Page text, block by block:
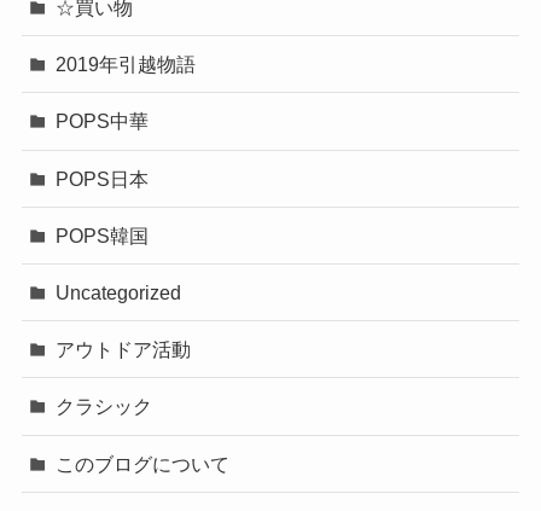
☆買い物
2019年引越物語
POPS中華
POPS日本
POPS韓国
Uncategorized
アウトドア活動
クラシック
このブログについて